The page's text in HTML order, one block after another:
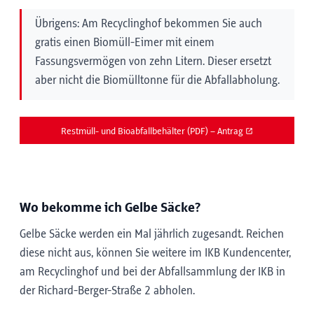
Übrigens: Am Recyclinghof bekommen Sie auch
gratis einen Biomüll-Eimer mit einem
Fassungsvermögen von zehn Litern. Dieser ersetzt
aber nicht die Biomülltonne für die Abfallabholung.
Restmüll- und Bioabfallbehälter (PDF) – Antrag
Wo bekomme ich Gelbe Säcke?
Gelbe Säcke werden ein Mal jährlich zugesandt. Reichen
diese nicht aus, können Sie weitere im IKB Kundencenter,
am Recyclinghof und bei der Abfallsammlung der IKB in
der Richard-Berger-Straße 2 abholen.